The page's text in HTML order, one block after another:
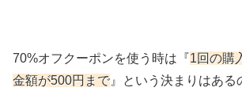
70%オフクーポンを使う時は『1回の購
金額が500円まで 』という決まりはある